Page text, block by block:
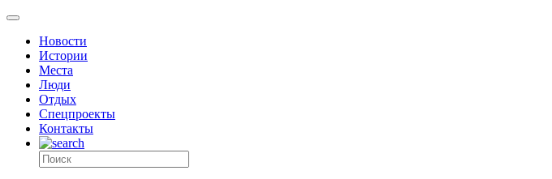
Новости
Истории
Места
Люди
Отдых
Спецпроекты
Контакты